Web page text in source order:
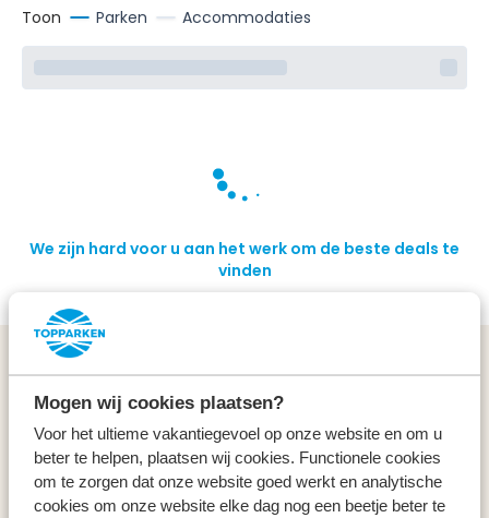
Mogen wij cookies plaatsen?
Voor het ultieme vakantiegevoel op onze website en om u
beter te helpen, plaatsen wij cookies. Functionele cookies
om te zorgen dat onze website goed werkt en analytische
cookies om onze website elke dag nog een beetje beter te
Toon Parken Accommodaties
We zijn hard voor u aan het werk om de beste deals te
vinden
Algemeen
Service & contact
Types